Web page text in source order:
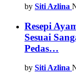
by Siti Azlina
Resepi
Sesuai
Pedas…
by Siti Azlina